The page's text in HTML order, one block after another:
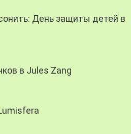
День защиты детей в
в Jules Zang